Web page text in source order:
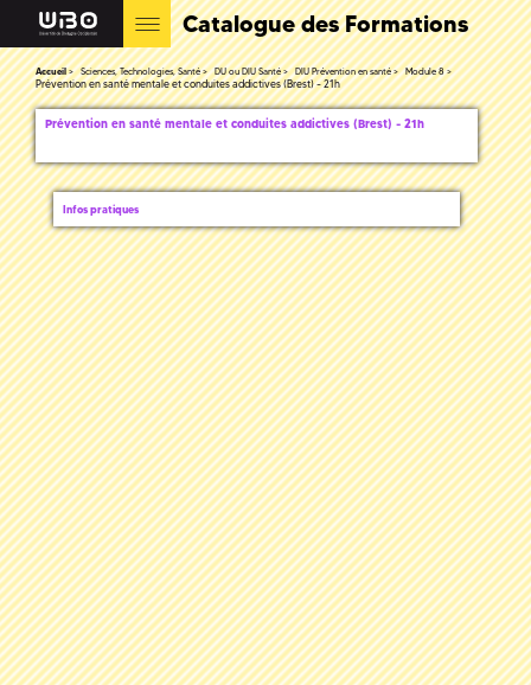
Catalogue des Formations
Accueil Sciences, Technologies, Santé DU ou DIU Santé DIU Prévention en santé Module 8
Prévention en santé mentale et conduites addictives (Brest) - 21h
Prévention en santé mentale et conduites addictives (Brest) - 21h
Infos pratiques